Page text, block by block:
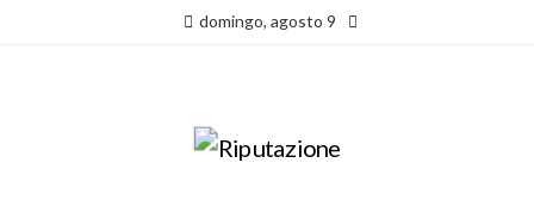
domingo, agosto 9